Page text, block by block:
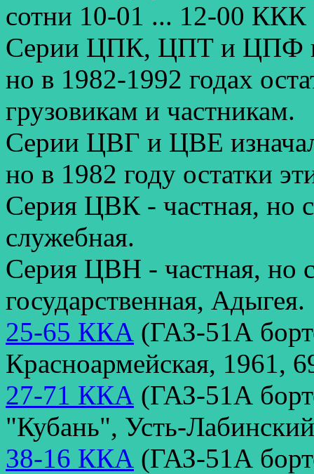
сотни 10-01 ... 12-00 ККК
Серии ЦПК, ЦПТ и ЦПФ
но в 1982-1992 годах
грузовикам и частникам.
Серии ЦВГ и ЦВЕ
но в 1982 году остатки
Серия ЦВК - частная, но
служебная.
Серия ЦВН - частная, но
государственная, Адыгея.
25-65 ККА (ГАЗ-51А
Красноармейская, 1961,
27-71 ККА (ГАЗ-51А
"Кубань", Усть-
38-16 ККА (ГАЗ-51А